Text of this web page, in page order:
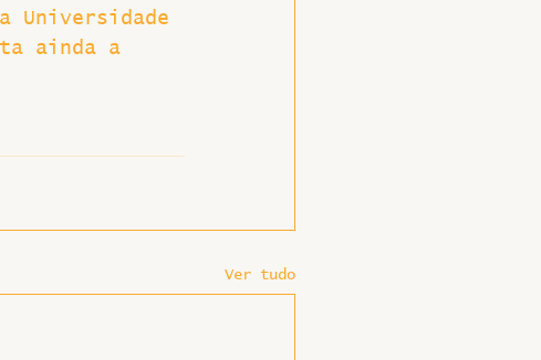
Universidade
ainda a
Ver tudo